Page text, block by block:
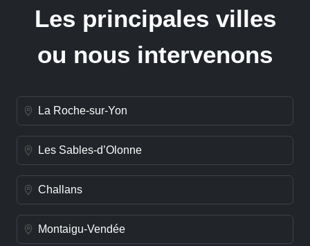
Les principales villes
ou nous intervenons
La Roche-sur-Yon
Les Sables-d’Olonne
Challans
Montaigu-Vendée